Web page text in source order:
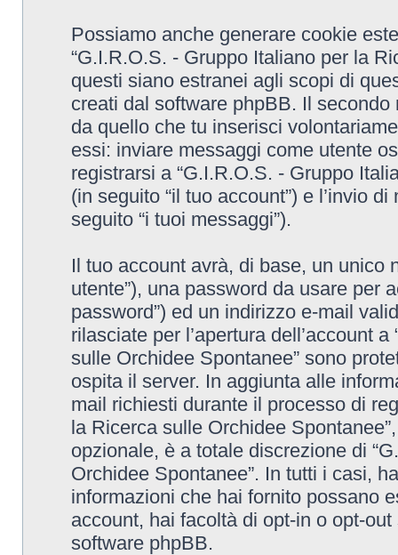
Possiamo anche generare cookie
“G.I.R.O.S. - Gruppo Italiano per la
questi siano estranei agli scopi di
creati dal software phpBB. Il
da quello che tu inserisci
essi: inviare messaggi come utente
registrarsi a “G.I.R.O.S. - Gruppo
(in seguito “il tuo account”) e l’invio
seguito “i tuoi messaggi”).
Il tuo account avrà, di base, un unico
utente”), una password da usare per
password”) ed un indirizzo e-mail
rilasciate per l’apertura dell’account
sulle Orchidee Spontanee” sono
ospita il server. In aggiunta alle
mail richiesti durante il processo di
la Ricerca sulle Orchidee
opzionale, è a totale discrezione di
Orchidee Spontanee”. In tutti i casi,
informazioni che hai fornito possano
account, hai facoltà di opt-in o opt-
software phpBB.